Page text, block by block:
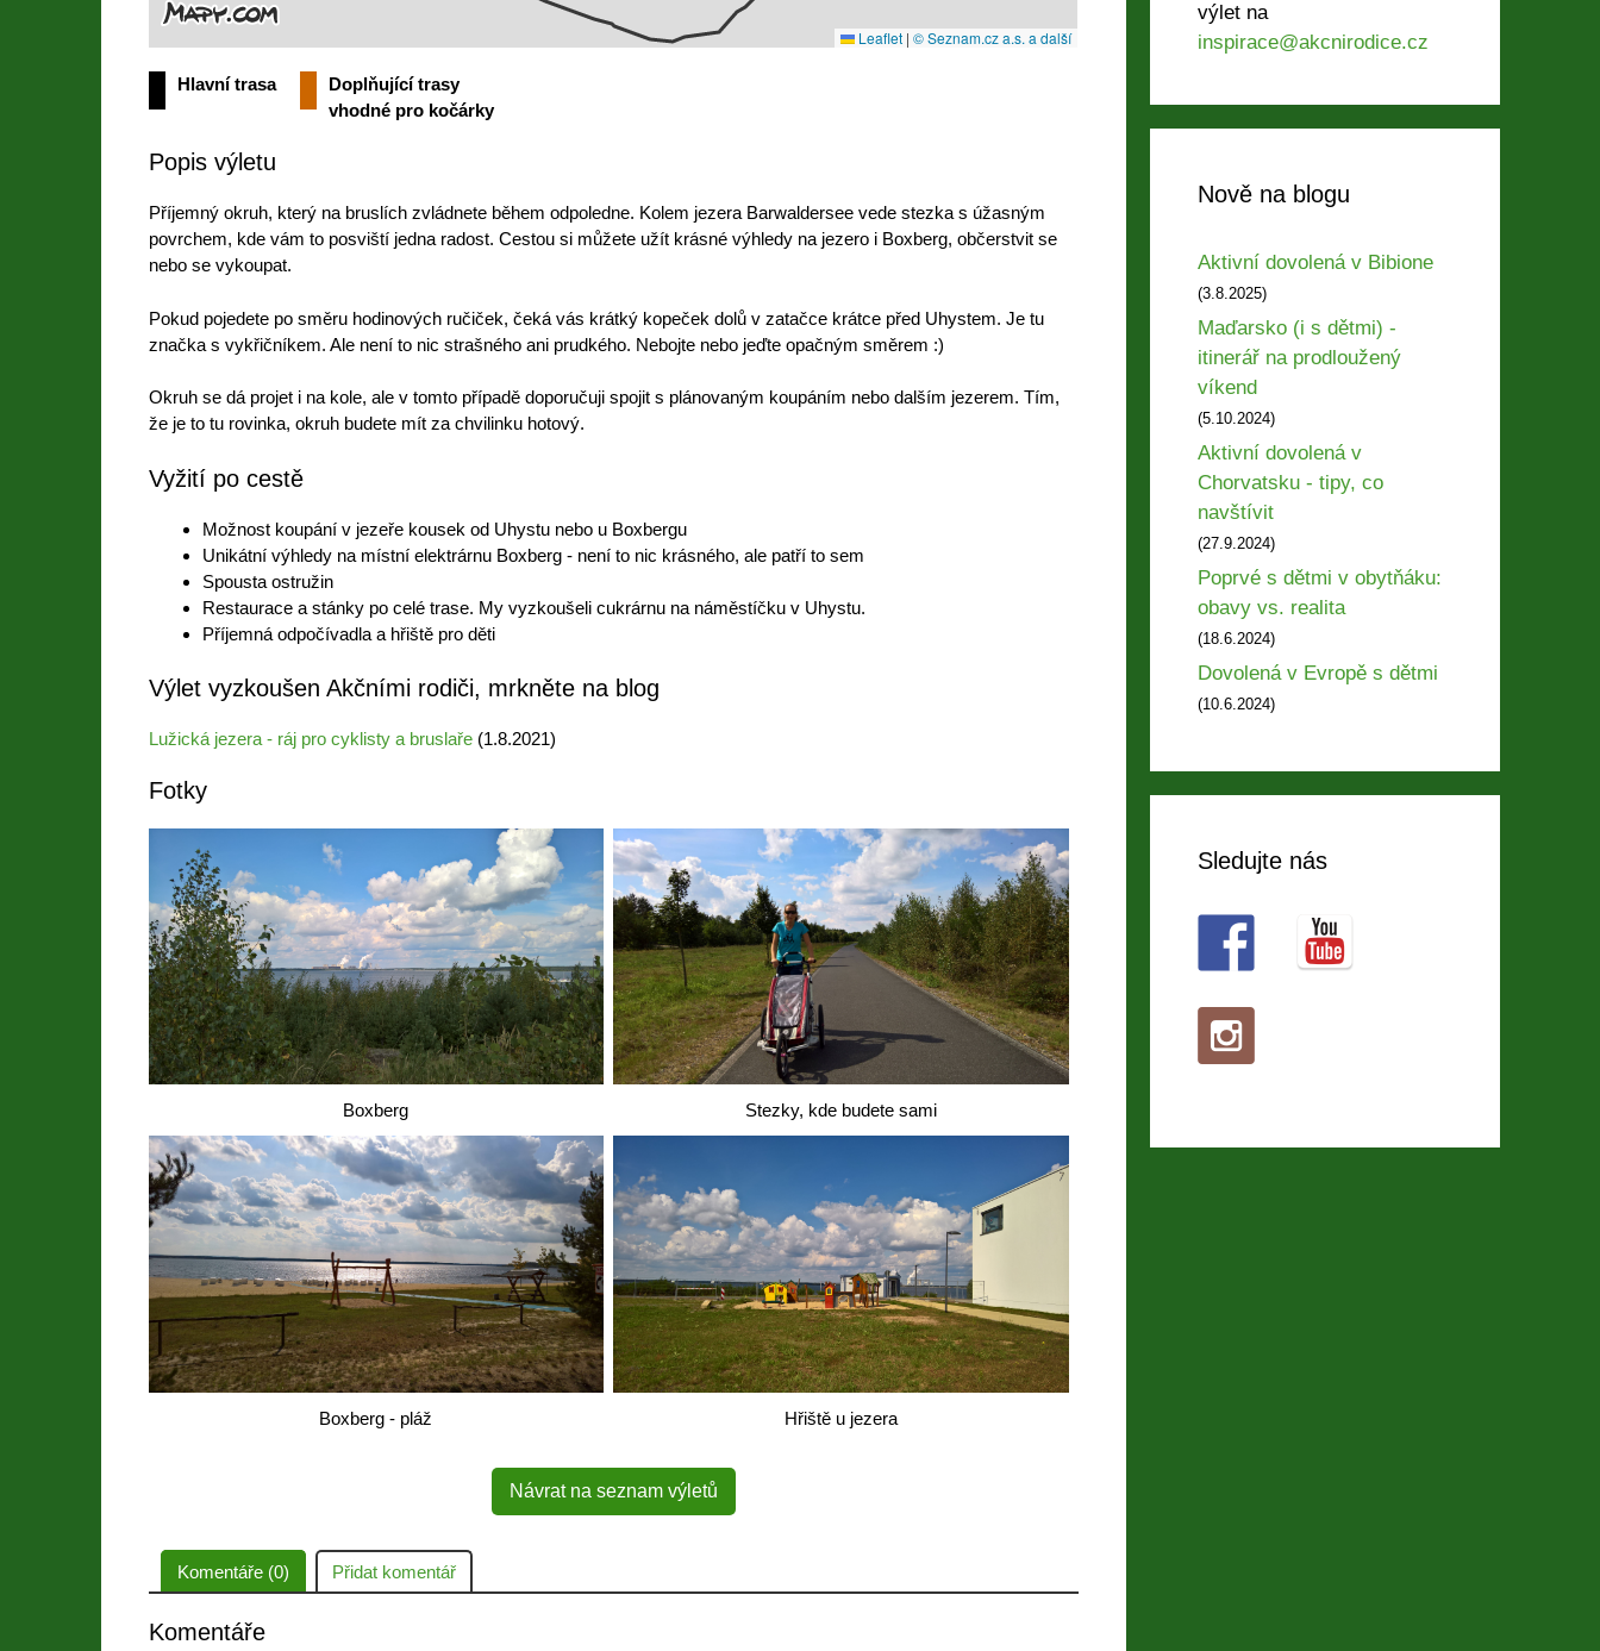
Leaflet | © Seznam.cz a.s. a další
Hlavní trasa
Doplňující trasy
vhodné pro kočárky
Popis výletu
Příjemný okruh, který na bruslích zvládnete během odpoledne. Kolem jezera Barwaldersee vede stezka s úžasným
povrchem, kde vám to posviští jedna radost. Cestou si můžete užít krásné výhledy na jezero i Boxberg, občerstvit se
nebo se vykoupat.
Pokud pojedete po směru hodinových ručiček, čeká vás krátký kopeček dolů v zatačce krátce před Uhystem. Je tu
značka s vykřičníkem. Ale není to nic strašného ani prudkého. Nebojte nebo jeďte opačným směrem :)
Okruh se dá projet i na kole, ale v tomto případě doporučuji spojit s plánovaným koupáním nebo dalším jezerem. Tím,
že je to tu rovinka, okruh budete mít za chvilinku hotový.
Vyžití po cestě
Možnost koupání v jezeře kousek od Uhystu nebo u Boxbergu
Unikátní výhledy na místní elektrárnu Boxberg - není to nic krásného, ale patří to sem
Spousta ostružin
Restaurace a stánky po celé trase. My vyzkoušeli cukrárnu na náměstíčku v Uhystu.
Příjemná odpočívadla a hřiště pro děti
Výlet vyzkoušen Akčními rodiči, mrkněte na blog
Lužická jezera - ráj pro cyklisty a bruslaře(1.8.2021)
Fotky
Boxberg Stezky, kde budete sami
Boxberg - pláž Hřiště u jezera
Návrat na seznam výletů
Komentáře (0) Přidat komentář
Komentáře
výlet na
inspirace@akcnirodice.cz
Nově na blogu
Aktivní dovolená v Bibione
(3.8.2025)
Maďarsko (i s dětmi) -
itinerář na prodloužený
víkend
(5.10.2024)
Aktivní dovolená v
Chorvatsku - tipy, co
navštívit
(27.9.2024)
Poprvé s dětmi v obytňáku:
obavy vs. realita
(18.6.2024)
Dovolená v Evropě s dětmi
(10.6.2024)
Sledujte nás